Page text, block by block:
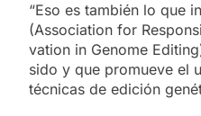
“Eso es tam­bién lo que
(As­so­cia­tion for
va­tion in Ge­no­me
si­do y que pro­mue­ve el
téc­ni­cas de edi­ción